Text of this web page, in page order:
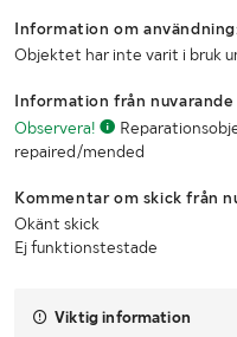
Information om
Objektet har inte varit i bruk
Information från nuvarande
Observera!
repaired/mended
Kommentar om skick från
Okänt skick
Ej funktionstestade
Viktig information